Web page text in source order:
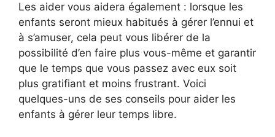
Les aider vous aidera également : lorsque les
enfants seront mieux habitués à gérer l’ennui et
à s’amuser, cela peut vous libérer de la
possibilité d’en faire plus vous-même et garantir
que le temps que vous passez avec eux soit
plus gratifiant et moins frustrant. Voici
quelques-uns de ses conseils pour aider les
enfants à gérer leur temps libre.